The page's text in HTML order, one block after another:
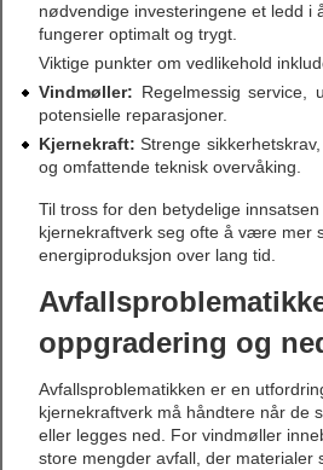
nødvendige investeringene et ledd i
fungerer optimalt og trygt.
Viktige punkter om vedlikehold
Vindmøller: Regelmessig service,
potensielle reparasjoner.
Kjernekraft: Strenge
og omfattende teknisk overvåking.
Til tross for den betydelige
kjernekraftverk seg ofte å være mer
energiproduksjon over lang tid.
oppgradering og
Avfallsproblematikken er en
kjernekraftverk må håndtere når de
eller legges ned. For vindmøller
store mengder avfall, der materialer